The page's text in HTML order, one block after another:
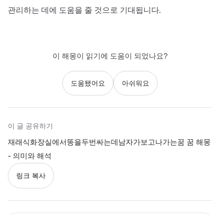
관리하는 데에 도움을 줄 것으로 기대됩니다.
이 해몽이 읽기에 도움이 되었나요?
도움됐어요 아쉬워요
이 글 공유하기
재래식화장실에서똥을두번싸는데남자가보고나가는꿈 꿈 해몽
- 의미와 해석
링크 복사